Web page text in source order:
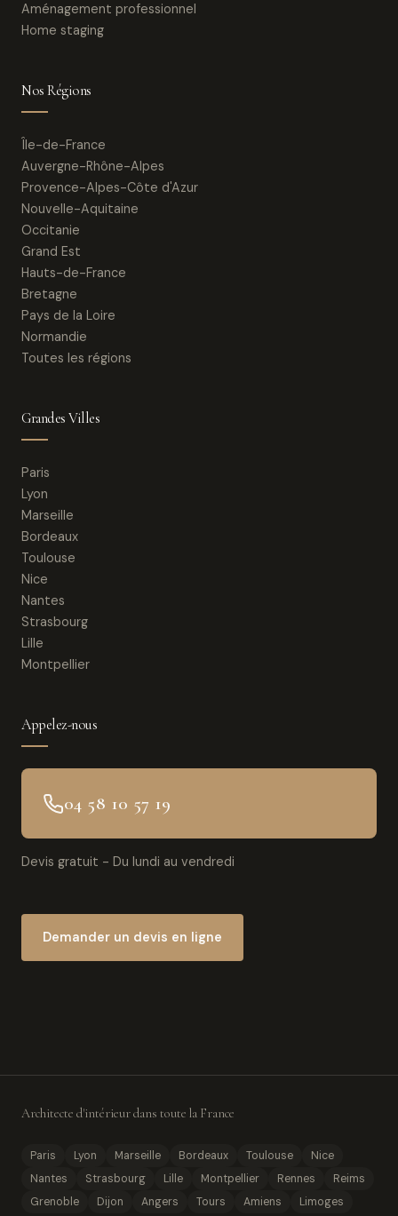
Aménagement professionnel
Home staging
Nos Régions
Île-de-France
Auvergne-Rhône-Alpes
Provence-Alpes-Côte d'Azur
Nouvelle-Aquitaine
Occitanie
Grand Est
Hauts-de-France
Bretagne
Pays de la Loire
Normandie
Toutes les régions
Grandes Villes
Paris
Lyon
Marseille
Bordeaux
Toulouse
Nice
Nantes
Strasbourg
Lille
Montpellier
Appelez-nous
04 58 10 57 19
Devis gratuit - Du lundi au vendredi
Demander un devis en ligne
Architecte d'intérieur dans toute la France
Paris Lyon Marseille Bordeaux Toulouse
Nice
Nantes
Strasbourg Lille Montpellier Rennes
Reims
Grenoble
Dijon Angers Tours Amiens Limoges